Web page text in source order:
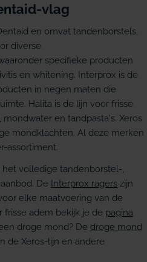
vlag
en omvat tandenborstels,
diverse
specifieke producten
en whitening. Interprox is de
in negen maten die
Halita is de lijn voor frisse
en tandpasta's. Xeros
mondklachten. Al deze merken
assortiment.
het volledige tandenborstel-,
De Interprox ragers zijn
elke maatvoering van de
frisse adem bekijk je de pagina
droge mond? De droge mond
de Xeros-lijn en andere